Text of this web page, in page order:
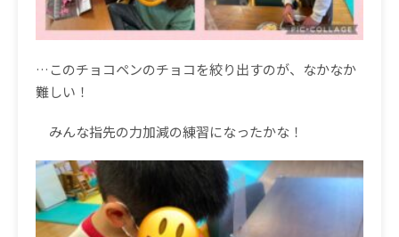
… このチョコペンのチョコを絞り出すのが、なかなか
難しい！
みんな指先の力加減の練習になったかな！